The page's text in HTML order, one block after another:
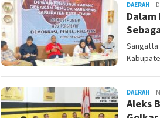
DAERAH
Sangatta
DAERAH
Aleks